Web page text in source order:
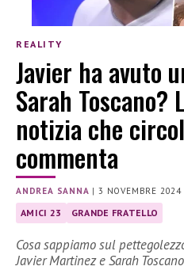
REALITY
Javier ha avuto
Sarah Toscano?
notizia che
commenta
ANDREA SANNA |3 NOVEMBRE 2024
AMICI 23 GRANDE FRATELLO
Cosa sappiamo sul
Javier Martinez e Sarah Toscano